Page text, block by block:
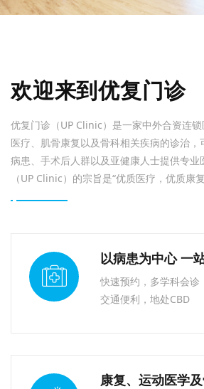
欢迎来到优复门诊
优复门诊（UP Clinic）是一家中外合资连
医疗、肌骨康复以及骨科相关疾病的诊治
病患、手术后人群以及亚健康人士提供专业
（UP Clinic）的宗旨是“优质医疗，优质康复
以病患为中心 一
快速预约，多学科会诊
交通便利，地处CBD
康复、运动医学